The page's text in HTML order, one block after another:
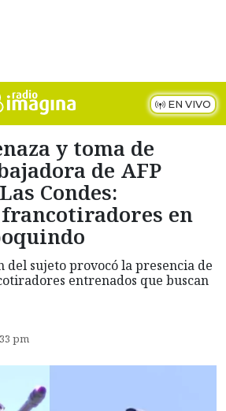
EN VIVO
y toma de
de AFP
Condes:
en
del sujeto provocó la presencia de
entrenados que buscan
pm